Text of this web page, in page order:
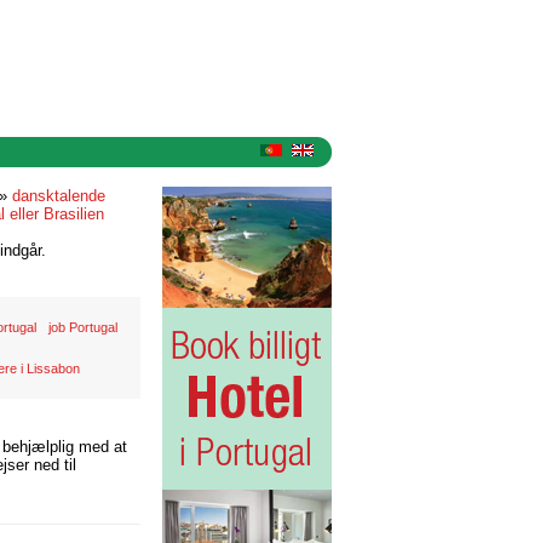
» dansktalende
eller Brasilien
job Portugal
i Lissabon
med at
ned til